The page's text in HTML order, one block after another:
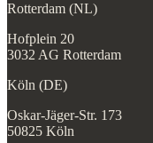
Rotterdam (NL)
Hofplein 20
3032 AG Rotterdam
Köln (DE)
Oskar-Jäger-Str. 173
50825 Köln